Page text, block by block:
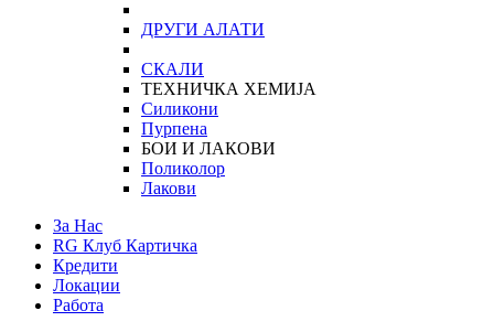
ДРУГИ АЛАТИ
СКАЛИ
ТЕХНИЧКА ХЕМИЈА
Силикони
Пурпена
БОИ И ЛАКОВИ
Поликолор
Лакови
За Нас
RG Клуб Картичка
Кредити
Локации
Работа